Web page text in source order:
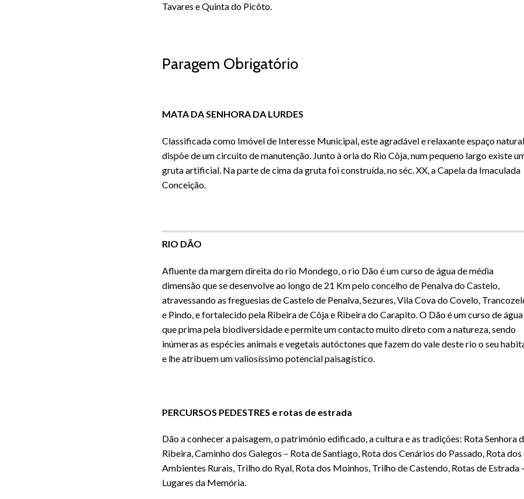
Tavares e Quinta do Picôto.
Paragem Obrigatório
MATA DA SENHORA DA LURDES
Classificada como Imóvel de Interesse Municipal, este agradável e relaxante espaço natural
dispõe de um circuito de manutenção. Junto à orla do Rio Côja, num pequeno largo existe
gruta artificial. Na parte de cima da gruta foi construída, no séc. XX, a Capela da Imaculada
Conceição.
RIO DÃO
Afluente da margem direita do rio Mondego, o rio Dão é um curso de água de média
dimensão que se desenvolve ao longo de 21 Km pelo concelho de Penalva do Castelo,
atravessando as freguesias de Castelo de Penalva, Sezures, Vila Cova do Covelo,
e Pindo, e fortalecido pela Ribeira de Côja e Ribeira do Carapito. O Dão é um curso de água
que prima pela biodiversidade e permite um contacto muito direto com a natureza, sendo
inúmeras as espécies animais e vegetais autóctones que fazem do vale deste rio o seu
e lhe atribuem um valiosíssimo potencial paisagístico.
PERCURSOS PEDESTRES e rotas de estrada
Dão a conhecer a paisagem, o património edificado, a cultura e as tradições: Rota Senhora
Ribeira, Caminho dos Galegos – Rota de Santiago, Rota dos Cenários do Passado, Rota dos
Ambientes Rurais, Trilho do Ryal, Rota dos Moinhos, Trilho de Castendo, Rotas de Estrada
Lugares da Memória.